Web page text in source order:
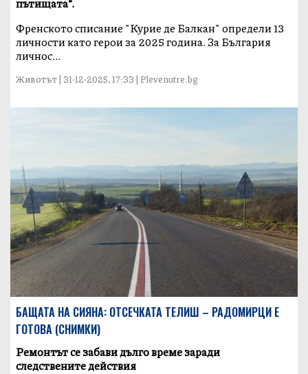
пътищата“.
Френското списание "Курие де Балкан" определи 13
личности като герои за 2025 година. За България
личнос...
Животът | 31-12-2025, 17:33 | Plevenutre.bg
БАЩАТА НА СИЯНА: ОТСЕЧКАТА ТЕЛИШ – РАДОМИРЦИ Е
ГОТОВА (СНИМКИ)
Ремонтът се забави дълго време заради
следствените действия